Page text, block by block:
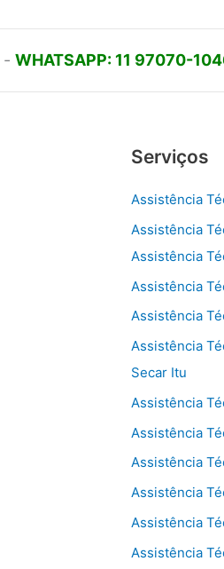
- WHATSAPP: 11 97070-
Serviços
Assistência
Assistência
Assistência
Assistência
Assistência
Assistência
Secar Itu
Assistência
Assistência
Assistência
Assistência
Assistência
Assistência